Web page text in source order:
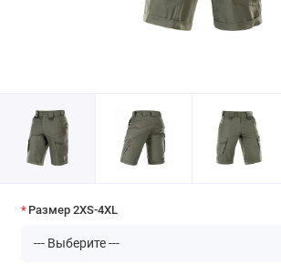
Размер 2XS-4XL